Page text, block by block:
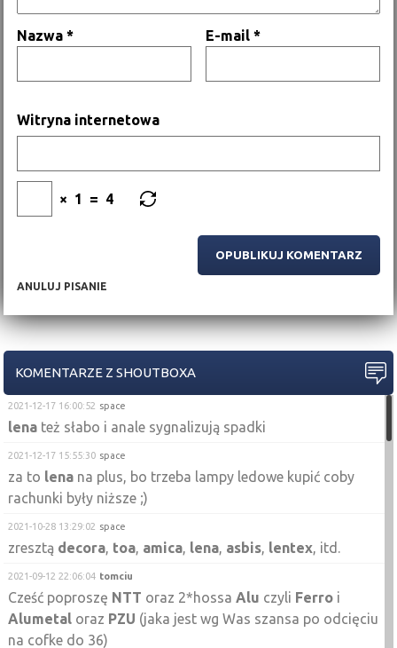
ANULUJ PISANIE
Nazwa* E-mail*
Witryna internetowa
× 1 = 4
KOMENTARZE Z SHOUTBOXA
2021-12-17 16:00:52 space
lena też słabo i anale sygnalizują spadki
2021-12-17 15:55:30 space
za to lena na plus, bo trzeba lampy ledowe kupić coby
rachunki były niższe ;)
2021-10-28 13:29:02 space
zresztą decora, toa, amica, lena, asbis, lentex, itd.
2021-09-12 22:06:04 tomciu
Cześć poproszę NTT oraz 2*hossaAlu czyli Ferro i
Alumetal oraz PZU (jaka jest wg Was szansa po odcięciu
na cofke do 36)